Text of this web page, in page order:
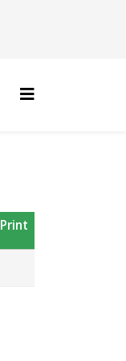
Print